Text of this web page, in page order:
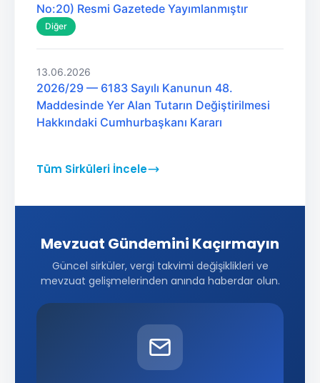
No:20) Resmi Gazetede Yayımlanmıştır
Diğer
13.06.2026
2026/29 — 6183 Sayılı Kanunun 48.
Maddesinde Yer Alan Tutarın Değiştirilmesi
Hakkındaki Cumhurbaşkanı Kararı
Tüm Sirküleri İncele
Mevzuat Gündemini Kaçırmayın
Güncel sirküler, vergi takvimi değişiklikleri ve
mevzuat gelişmelerinden anında haberdar olun.